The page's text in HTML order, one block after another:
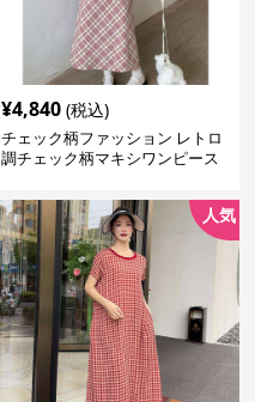
¥4,840 (税込)
チェック柄ファッション レトロ
調チェック柄マキシワンピース
人気